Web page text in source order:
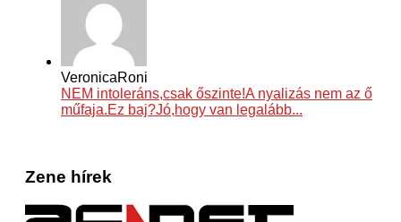
VeronicaRoni
NEM intoleráns,csak őszinte!A nyalizás nem az ő
műfaja.Ez baj?Jó,hogy van legalább...
Zene hírek